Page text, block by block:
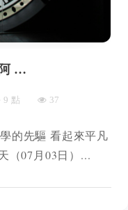
…
9 點 37
的先驅 看起來平凡
（07月03日）...